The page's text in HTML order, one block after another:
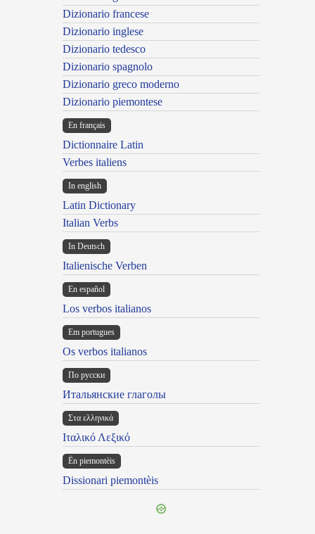
Dizionario francese
Dizionario inglese
Dizionario tedesco
Dizionario spagnolo
Dizionario greco moderno
Dizionario piemontese
En français
Dictionnaire Latin
Verbes italiens
In english
Latin Dictionary
Italian Verbs
In Deutsch
Italienische Verben
En español
Los verbos italianos
Em portugues
Os verbos italianos
По русски
Итальянские глаголы
Στα ελληνικά
Ιταλικό Λεξικό
Ën piemontèis
Dissionari piemontèis